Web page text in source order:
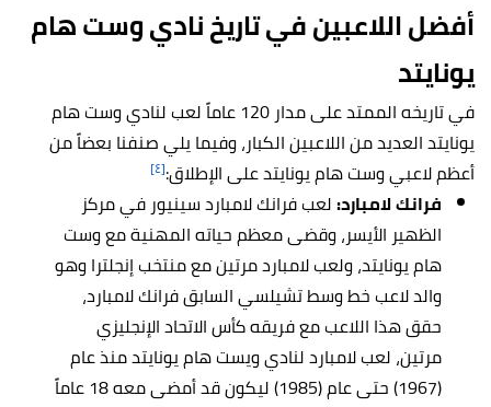
أفضل اللاعبين في تاريخ ناديوست هام
يونايتد
في تاريخه الممتد على مدار 120 عاماً لعب لنادي وست هام
يونايتد العديد من اللاعبين الكبار، وفيما يلي صنفنا بعضاً من
أعظم لاعبي وست هام يونايتد على الإطلاق:[٤]
فرانك لامبارد:لعب فرانك لامبارد سينيور في مركز
الظهير الأيسر، وقضى معظم حياته المهنية مع وست
هام يونايتد، ولعب لامبارد مرتين مع منتخب إنجلترا وهو
والد لاعب خط وسط تشيلسي السابق فرانك لامبارد،
حقق هذا اللاعب مع فريقه كأس الاتحاد الإنجليزي
مرتين، لعب لامبارد لنادي ويست هام يونايتد منذ عام
(1967) حتى عام (1985) ليكون قد أمضى معه 18 عاماً